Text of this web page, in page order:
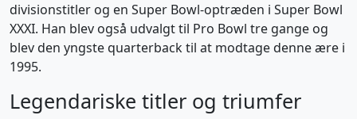
divisionstitler og en Super Bowl-optræden i Super Bowl
XXXI. Han blev også udvalgt til Pro Bowl tre gange og
blev den yngste quarterback til at modtage denne ære i
1995.
Legendariske titler og triumfer